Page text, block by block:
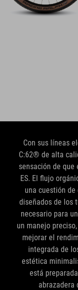
Con sus líneas
C:62® de alta
sensación de que
ES. El flujo
una cuestión
diseñados de los
necesario para
un manejo
mejorar el
integrada de
estética
está
abrazadera